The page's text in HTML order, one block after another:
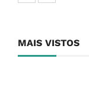
MAIS VISTOS